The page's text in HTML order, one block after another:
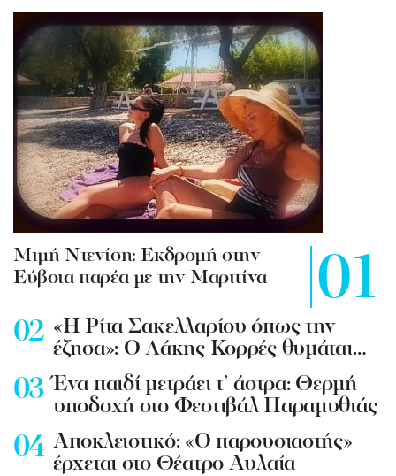
Mιμή Ντενίση: Εκδρομή στην
Εύβοια παρέα με την Μαριτίνα
«Η Ρίτα Σακελλαρίου όπως την
έζησα»: Ο Λάκης Κορρές θυμάται…
Ένα παιδί μετράει τ’ άστρα: Θερμή
υποδοχή στο Φεστιβάλ Παραμυθιάς
Aποκλειστικό: «Ο παρουσιαστής»
έρχεται στο Θέατρο Αυλαία